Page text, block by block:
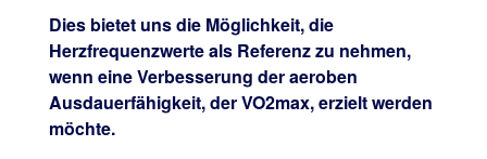
Dies bietet uns die Möglichkeit, die
Herzfrequenzwerte als Referenz zu nehmen,
wenn eine Verbesserung der aeroben
Ausdauerfähigkeit, der VO2max, erzielt werden
möchte.